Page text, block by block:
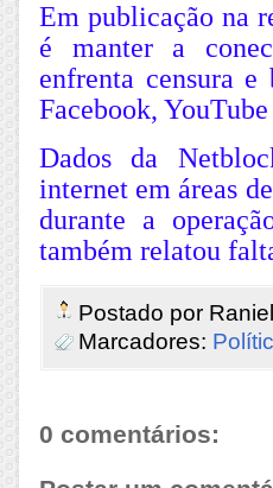
Em publicação na
é manter a
enfrenta censura
Facebook,
Dados da
internet em áreas
durante a
também relatou
Postado por
Marcadores:
0 comentários: